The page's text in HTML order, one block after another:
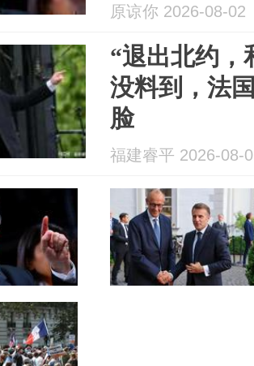
原谅你 2026-08-02
“退出北约，
没料到，法
脸
福建睿平 2026-08-